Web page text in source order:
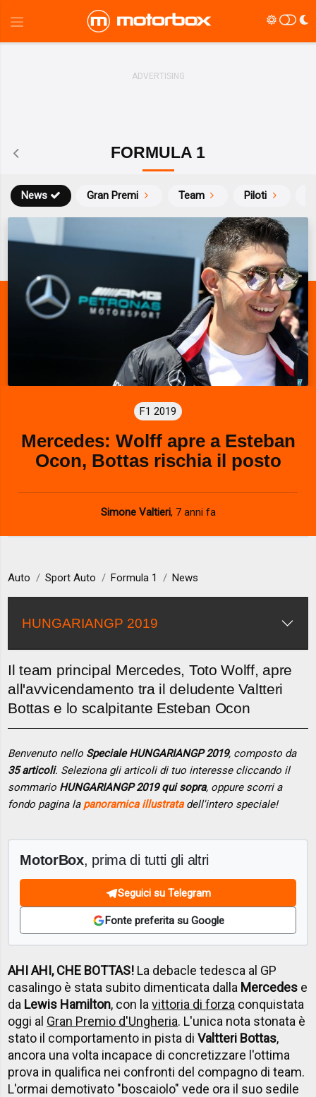
FORMULA 1
News Gran Premi Team Piloti
F1 2019
Mercedes: Wolff apre a Esteban
Ocon, Bottas rischia il posto
Simone Valtieri, 7 anni fa
Auto Sport Auto Formula 1 News
HUNGARIANGP 2019
Il team principal Mercedes, Toto Wolff, apre
all'avvicendamento tra il deludente Valtteri
Bottas e lo scalpitante Esteban Ocon
Benvenuto nello Speciale HUNGARIANGP 2019, composto da
35 articoli. Seleziona gli articoli di tuo interesse cliccando il
sommario HUNGARIANGP 2019 qui sopra, oppure scorri a
fondo pagina la panoramica illustratadell'intero speciale!
MotorBox, prima di tutti gli altri
Seguici su Telegram
Fonte preferita su Google
AHI AHI, CHE BOTTAS! La debacle tedesca al GP
casalingo è stata subito dimenticata dalla Mercedes e
da Lewis Hamilton, con lavittoria di forza conquistata
oggi al Gran Premio d'Ungheria. L'unica nota stonata è
stato il comportamento in pista diValtteri Bottas,
ancora una volta incapace di concretizzare l'ottima
prova in qualifica nei confronti del compagno di team.
L'ormai demotivato "boscaiolo" vede ora il suo sedile